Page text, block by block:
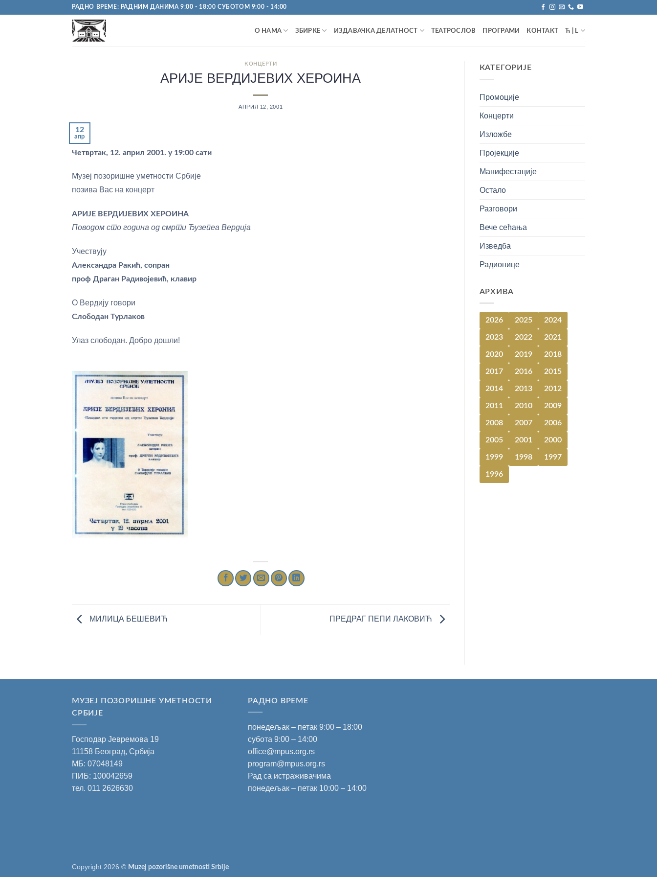
РАДНО ВРЕМЕ: РАДНИМ ДАНИМА 9:00 - 18:00 СУБОТОМ 9:00 - 14:00
О НАМА ЗБИРКЕ ИЗДАВАЧКА ДЕЛАТНОСТ ТЕАТРОСЛОВ ПРОГРАМИ КОНТАКТ Ћ | L
КОНЦЕРТИ
АРИЈЕ ВЕРДИЈЕВИХ ХЕРОИНА
АПРИЛ 12, 2001
12
апр
Четвртак, 12. април 2001. у 19:00 сати
Музеј позоришне уметности Србије
позива Вас на концерт
АРИЈЕ ВЕРДИЈЕВИХ ХЕРОИНА
Поводом сто година од смрти Ђузепеа Вердија
Учествују
Александра Ракић, сопран
проф Драган Радивојевић, клавир
О Вердију говори
Слободан Турлаков
Улаз слободан. Добро дошли!
МИЛИЦА БЕШЕВИЋ ПРЕДРАГ ПЕПИ ЛАКОВИЋ
КАТЕГОРИЈЕ
Промоције
Концерти
Изложбе
Пројекције
Манифестације
Остало
Разговори
Вече сећања
Изведба
Радионице
АРХИВА
2026 2025 2024
2023 2022 2021
2020 2019 2018
2017 2016 2015
2014 2013 2012
2011 2010 2009
2008 2007 2006
2005 2001 2000
1999 1998 1997
1996
МУЗЕЈ ПОЗОРИШНЕ УМЕТНОСТИ
СРБИЈЕ
Господар Јевремова 19
11158 Београд, Србија
МБ: 07048149
ПИБ: 100042659
тел. 011 2626630
РАДНО ВРЕМЕ
понедељак – петак 9:00 – 18:00
субота 9:00 – 14:00
office@mpus.org.rs
program@mpus.org.rs
Рад са истраживачима
понедељак – петак 10:00 – 14:00
Copyright 2026 © Muzej pozorišne umetnosti Srbije